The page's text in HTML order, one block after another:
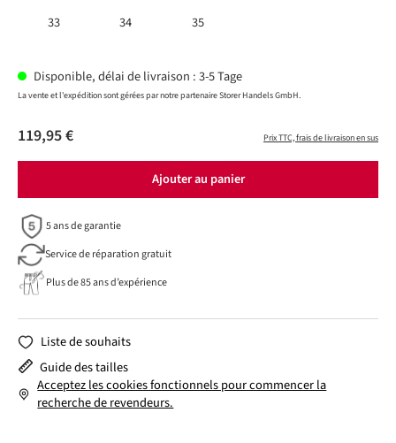
33 34 35
Disponible, délai de livraison : 3-5 Tage
La vente et l'expédition sont gérées par notre partenaire Storer Handels GmbH.
119,95 € Prix TTC, frais de livraison en sus
Ajouter au panier
5 ans de garantie
Service de réparation gratuit
Plus de 85 ans d’expérience
Liste de souhaits
Guide des tailles
Acceptez les cookies fonctionnels pour commencer la
recherche de revendeurs.